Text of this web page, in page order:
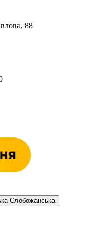
88
Слобожанська